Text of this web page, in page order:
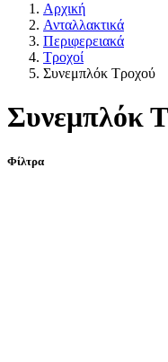
Αρχική
Ανταλλακτικά
Περιφερειακά
Τροχοί
Συνεμπλόκ Τροχού
Συνεμπλόκ
Φίλτρα